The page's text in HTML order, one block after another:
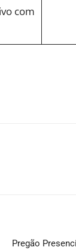
com
Pregão